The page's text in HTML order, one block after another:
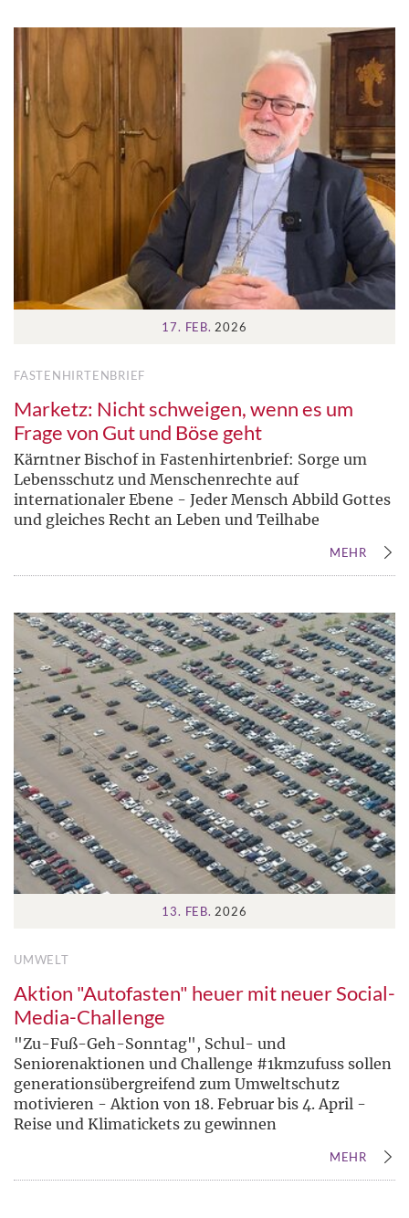
17. FEB. 2026
FASTENHIRTENBRIEF
Marketz: Nicht schweigen, wenn es um
Frage von Gut und Böse geht
Kärntner Bischof in Fastenhirtenbrief: Sorge um
Lebensschutz und Menschenrechte auf
internationaler Ebene - Jeder Mensch Abbild Gottes
und gleiches Recht an Leben und Teilhabe
MEHR
13. FEB. 2026
UMWELT
Aktion "Autofasten" heuer mit neuer Social-
Media-Challenge
"Zu-Fuß-Geh-Sonntag", Schul- und
Seniorenaktionen und Challenge #1kmzufuss sollen
generationsübergreifend zum Umweltschutz
motivieren - Aktion von 18. Februar bis 4. April -
Reise und Klimatickets zu gewinnen
MEHR